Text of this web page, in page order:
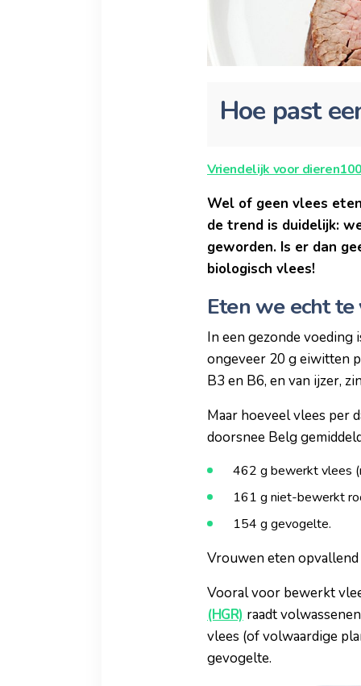
Hoe past
Vriendelijk voor dieren
Wel of geen vlees
de trend is duidelijk:
geworden. Is er dan
biologisch vlees!
Eten we echt te
In een gezonde voeding
ongeveer 20 g eiwitten
B3 en B6, en van ijzer,
Maar hoeveel vlees per
doorsnee Belg
462 g bewerkt vlees
161 g niet-bewerkt
154 g gevogelte.
Vrouwen eten opvallend
Vooral voor bewerkt
(HGR) raadt
vlees (of volwaardige
gevogelte.